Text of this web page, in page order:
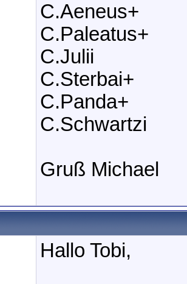
C.Aeneus+
C.Paleatus+
C.Julii
C.Sterbai+
C.Panda+
C.Schwartzi
Gruß Michael
Hallo Tobi,